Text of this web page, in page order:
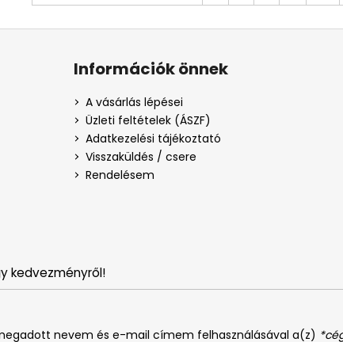
kedvezményről!
nevem és e-mail címem felhasználásával a(z)
Információk önnek
A vásárlás lépései
Üzleti feltételek (ÁSZF)
Adatkezelési tájékoztató
Visszaküldés / csere
Rendelésem